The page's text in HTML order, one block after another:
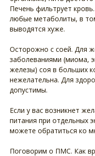
Печень фильтрует
любые метаболиты, в
выводятся хуже.
Осторожно с соей. Для
заболеваниями (миома,
железы) соя в больших
нежелательна. Для
допустимы.
Если у вас возникнет
питания при отдельных
можете обратиться ко
Поговорим о ПМС. Как